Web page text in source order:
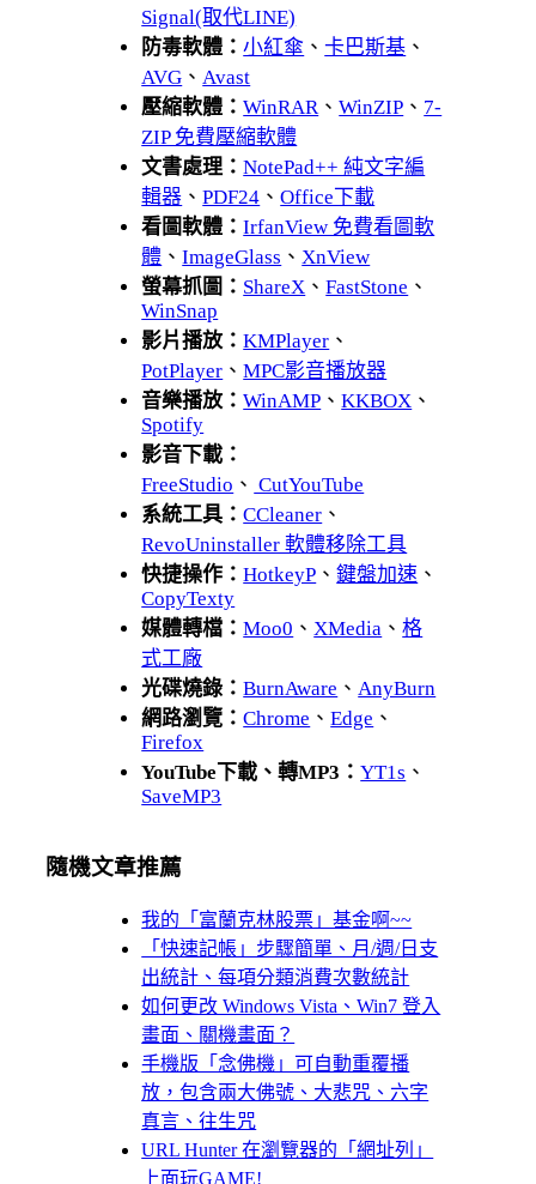
Signal(取代LINE)
防毒軟體：小紅傘 、卡巴斯基 、
AVG 、 Avast
壓縮軟體：WinRAR 、WinZIP 、 7-
ZIP 免費壓縮軟體
文書處理：NotePad++ 純文字編
輯器 、PDF24 、Office下載
看圖軟體：IrfanView 免費看圖軟
體 、ImageGlass 、 XnView
螢幕抓圖： ShareX 、FastStone 、
WinSnap
影片播放：KMPlayer 、
PotPlayer 、MPC影音播放器
音樂播放：WinAMP 、KKBOX 、
Spotify
影音下載：
FreeStudio 、 CutYouTube
系統工具：CCleaner 、
RevoUninstaller 軟體移除工具
快捷操作：HotkeyP 、鍵盤加速 、
CopyTexty
媒體轉檔：Moo0 、 XMedia 、格
式工廠
光碟燒錄：BurnAware 、 AnyBurn
網路瀏覽：Chrome 、Edge 、
Firefox
YouTube下載、轉MP3：YT1s 、
SaveMP3
隨機文章推薦
我的「富蘭克林股票」基金啊~~
「快速記帳」步驟簡單、月/週/日支
出統計、每項分類消費次數統計
如何更改 Windows Vista、Win7 登入
畫面、關機畫面？
手機版「念佛機」可自動重覆播
放，包含兩大佛號、大悲咒、六字
真言、往生咒
URL Hunter 在瀏覽器的「網址列」
上面玩GAME!